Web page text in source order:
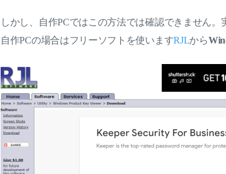
しかし、自作PCではこの方法では確認できません。
自作PCの場合はフリーソフトを使いますRJLから